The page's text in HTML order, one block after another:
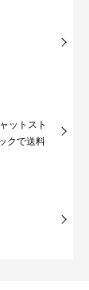
ットスト
クで送料